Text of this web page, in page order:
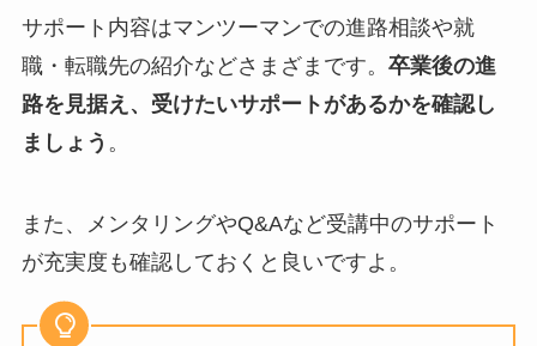
サポート内容はマンツーマンでの進路相談や就
職・転職先の紹介などさまざまです。 卒業後の進
路を見据え、受けたいサポートがあるかを確認し
ましょう 。
また、メンタリングやQ&Aなど受講中のサポート
が充実度も確認しておくと良いですよ。